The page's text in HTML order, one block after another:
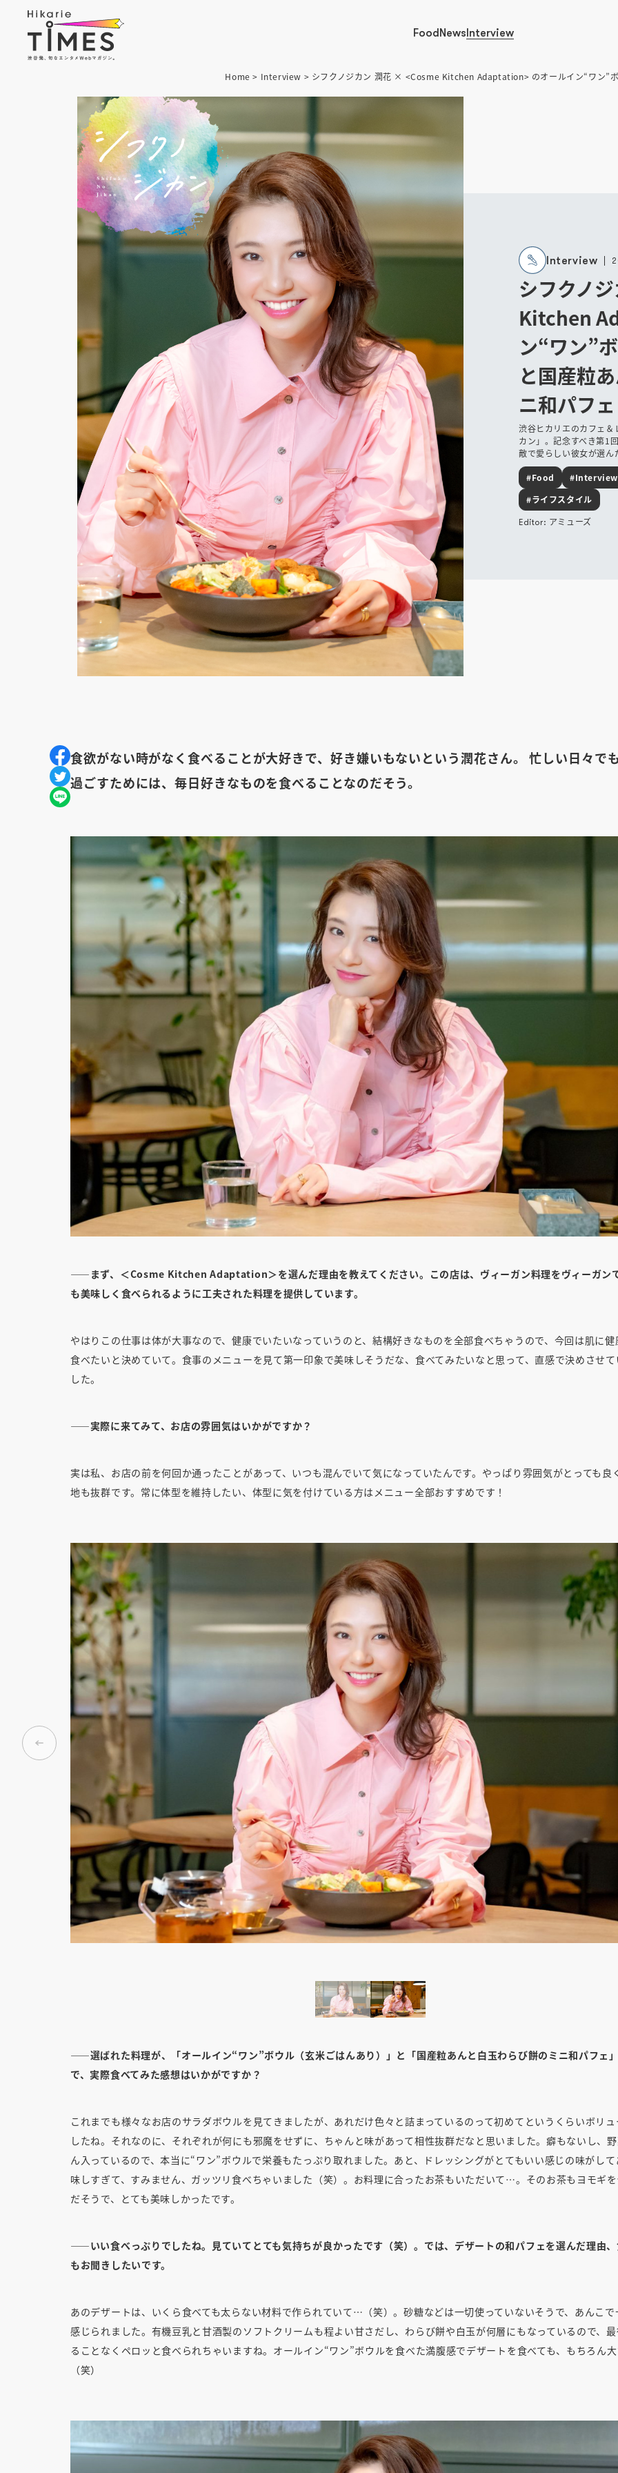
Food News Interview
Home > Interview > シフクノジカン 潤花 × <Cosme Kitchen Adaptation> のオールイン“ワン”
Interview
シフクノ
Kitchen
ン“ワン”
と国産粒
ニ和パフェ
渋谷ヒカリエのカフェ
カン」。記念すべき第1
敵で愛らしい彼女が選ん
#Food
#Interview
#ライフスタイル
Editor: アミューズ
食欲がない時がなく食べることが大好きで、好き嫌いもないという潤花さん。 忙しい日々で
過ごすためには、毎日好きなものを食べることなのだそう。
――まず、＜Cosme Kitchen Adaptation＞を選んだ理由を教えてください。この店は、ヴィーガン料理をヴィーガン
も美味しく食べられるように工夫された料理を提供しています。
やはりこの仕事は体が大事なので、健康でいたいなっていうのと、結構好きなものを全部食べちゃうので、今回は肌に
食べたいと決めていて。食事のメニューを見て第一印象で美味しそうだな、食べてみたいなと思って、直感で決めさせ
した。
――実際に来てみて、お店の雰囲気はいかがですか？
実は私、お店の前を何回か通ったことがあって、いつも混んでいて気になっていたんです。やっぱり雰囲気がとっても良
地も抜群です。常に体型を維持したい、体型に気を付けている方はメニュー全部おすすめです！
――選ばれた料理が、「オールイン“ワン”ボウル（玄米ごはんあり）」と「国産粒あんと白玉わらび餅のミニ和パフェ
で、実際食べてみた感想はいかがですか？
これまでも様々なお店のサラダボウルを見てきましたが、あれだけ色々と詰まっているのって初めてというくらいボリ
したね。それなのに、それぞれが何にも邪魔をせずに、ちゃんと味があって相性抜群だなと思いました。癖もないし、
ん入っているので、本当に“ワン”ボウルで栄養もたっぷり取れました。あと、ドレッシングがとてもいい感じの味がし
味しすぎて、すみません、ガッツリ食べちゃいました（笑）。お料理に合ったお茶もいただいて…。そのお茶もヨモギ
だそうで、とても美味しかったです。
――いい食べっぷりでしたね。見ていてとても気持ちが良かったです（笑）。では、デザートの和パフェを選んだ理由
もお聞きしたいです。
あのデザートは、いくら食べても太らない材料で作られていて…（笑）。砂糖などは一切使っていないそうで、あんこ
感じられました。有機豆乳と甘酒製のソフトクリームも程よい甘さだし、わらび餅や白玉が何層にもなっているので、
ることなくペロッと食べられちゃいますね。オールイン“ワン”ボウルを食べた満腹感でデザートを食べても、もちろん
（笑）